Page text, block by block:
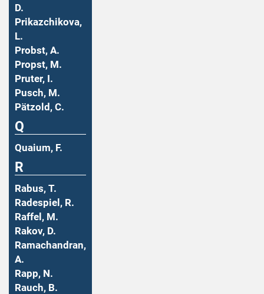
D.
Prikazchikova,
L.
Probst, A.
Propst, M.
Pruter, I.
Pusch, M.
Pätzold, C.
Q
Quaium, F.
R
Rabus, T.
Radespiel, R.
Raffel, M.
Rakov, D.
Ramachandran,
A.
Rapp, N.
Rauch, B.